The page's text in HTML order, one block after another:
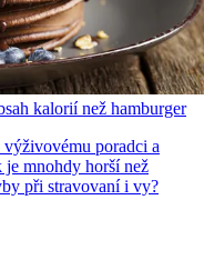
kalorií než hamburger
poradci a
mnohdy horší než
při stravovaní i vy?